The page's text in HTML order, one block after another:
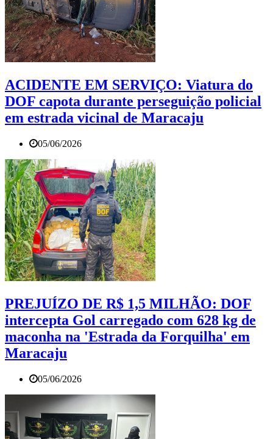
ACIDENTE EM SERVIÇO: Viatura do
DOF capota durante perseguição policial
em estrada vicinal de Maracaju
05/06/2026
PREJUÍZO DE R$ 1,5 MILHÃO: DOF
intercepta Gol carregado com 628 kg de
maconha na 'Estrada da Forquilha' em
Maracaju
05/06/2026